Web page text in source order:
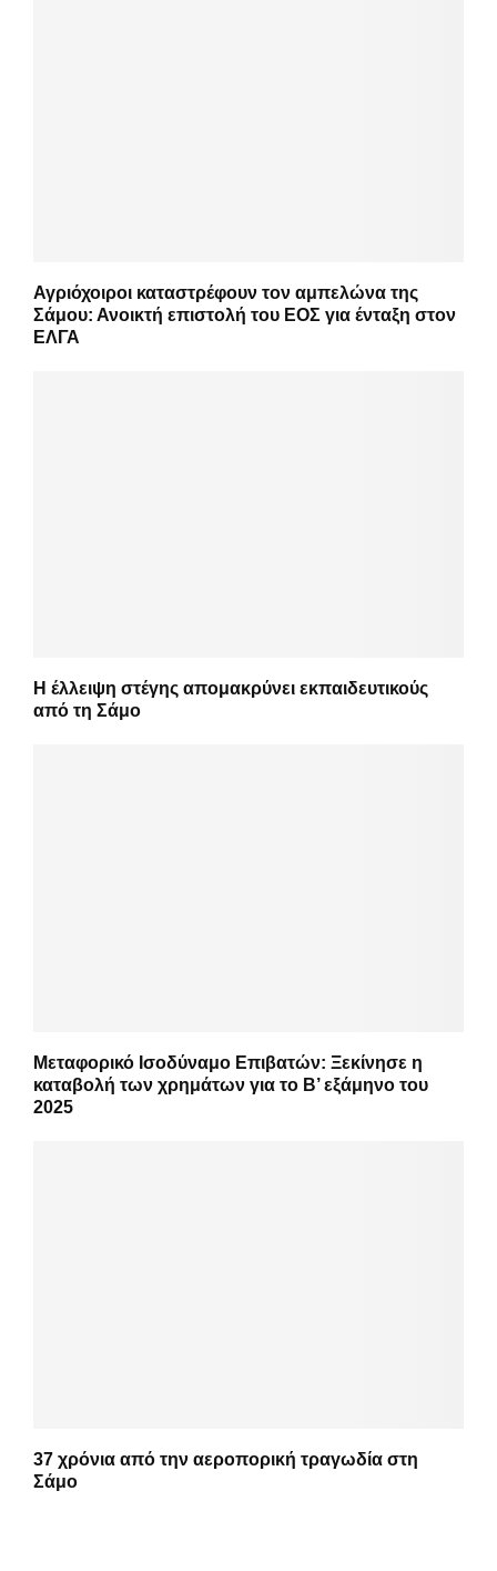
Αγριόχοιροι καταστρέφουν τον αμπελώνα της
Σάμου: Ανοικτή επιστολή του ΕΟΣ για ένταξη στον
ΕΛΓΑ
Η έλλειψη στέγης απομακρύνει εκπαιδευτικούς
από τη Σάμο
Μεταφορικό Ισοδύναμο Επιβατών: Ξεκίνησε η
καταβολή των χρημάτων για το Β’ εξάμηνο του
2025
37 χρόνια από την αεροπορική τραγωδία στη
Σάμο